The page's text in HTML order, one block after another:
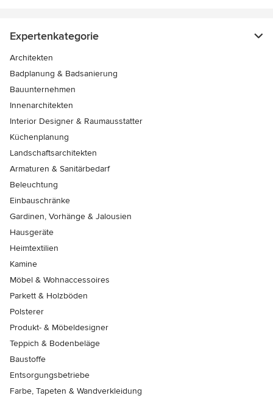
Expertenkategorie
Architekten
Badplanung & Badsanierung
Bauunternehmen
Innenarchitekten
Interior Designer & Raumausstatter
Küchenplanung
Landschaftsarchitekten
Armaturen & Sanitärbedarf
Beleuchtung
Einbauschränke
Gardinen, Vorhänge & Jalousien
Hausgeräte
Heimtextilien
Kamine
Möbel & Wohnaccessoires
Parkett & Holzböden
Polsterer
Produkt- & Möbeldesigner
Teppich & Bodenbeläge
Baustoffe
Entsorgungsbetriebe
Farbe, Tapeten & Wandverkleidung